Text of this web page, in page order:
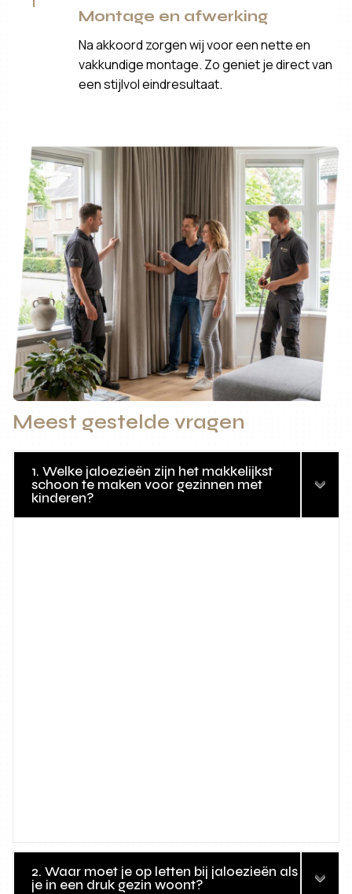
Montage en afwerking
Na akkoord zorgen wij voor een nette en
vakkundige montage. Zo geniet je direct van
een stijlvol eindresultaat.
Meest gestelde vragen
1. Welke jaloezieën zijn het makkelijkst
schoon te maken voor gezinnen met
kinderen?
2. Waar moet je op letten bij jaloezieën als
je in een druk gezin woont?